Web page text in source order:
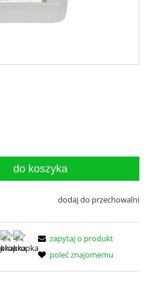
do koszyka
dodaj do przechowalni
zapytaj o produkt
poleć znajomemu